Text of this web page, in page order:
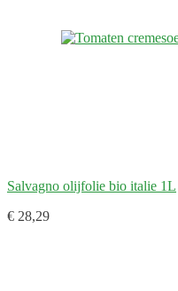
Salvagno olijfolie bio italie 1L
€ 28,29